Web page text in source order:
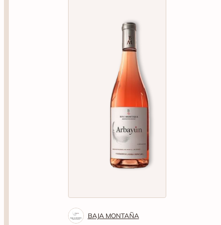
BAJA MONTAÑA